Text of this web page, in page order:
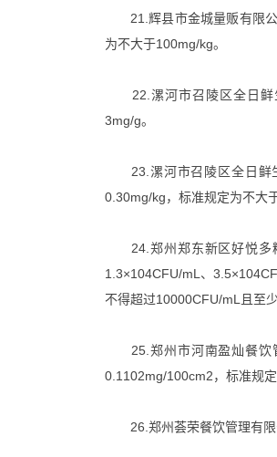
21.辉县市金城量贩有限公
为不大于100mg/kg。
22.漯河市召陵区全日鲜
3mg/g。
23.漯河市召陵区全日鲜生
0.30mg/kg，标准规定为不大
24.郑州郑东新区好悦多精
1.3×104CFU/mL、
不得超过10000CFU/mL且至
25.郑州市河南盈灿餐饮管
0.1102mg/100cm2，标准规
26.郑州荟荣餐饮管理有限